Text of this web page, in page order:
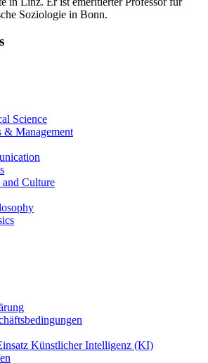
Soziologie in Bonn.
Science
& Management
and Culture
Künstlicher Intelligenz (KI)